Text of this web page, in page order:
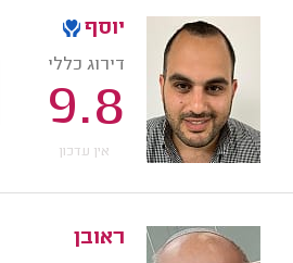
יוסף
דירוג כללי
9.8
אין עדכון
ראובן